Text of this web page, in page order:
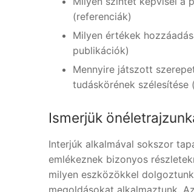
(referenciák)
Milyen értékek
publikációk)
Mennyire játszott
tudáskörének
Ismerjük
Interjúk alkalmával sokszor
emlékeznek bizonyos
milyen eszközökkel
megoldásokat alkalmaztunk.